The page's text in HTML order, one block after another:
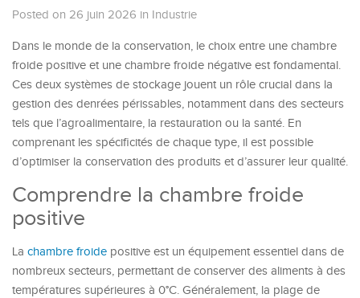
Posted on 26 juin 2026 in Industrie
Dans le monde de la conservation, le choix entre une chambre
froide positive et une chambre froide négative est fondamental.
Ces deux systèmes de stockage jouent un rôle crucial dans la
gestion des denrées périssables, notamment dans des secteurs
tels que l’agroalimentaire, la restauration ou la santé. En
comprenant les spécificités de chaque type, il est possible
d’optimiser la conservation des produits et d’assurer leur qualité.
Comprendre la chambre froide
positive
La chambre froide positive est un équipement essentiel dans de
nombreux secteurs, permettant de conserver des aliments à des
températures supérieures à 0°C. Généralement, la plage de